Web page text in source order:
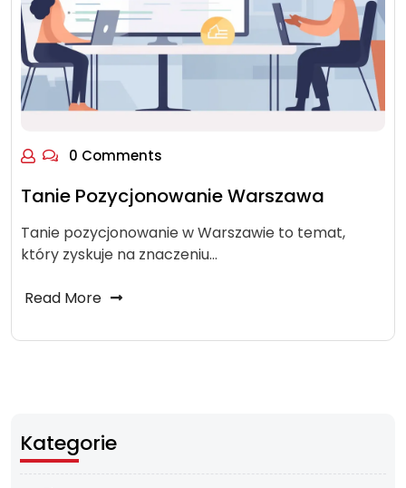
0 Comments
Tanie Pozycjonowanie Warszawa
Tanie pozycjonowanie w Warszawie to temat,
który zyskuje na znaczeniu…
Read More
Kategorie